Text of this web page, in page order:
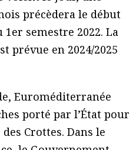
précèdera le début
semestre 2022. La
prévue en 2024/2025
Euroméditerranée
porté par l’État pour
Crottes. Dans le